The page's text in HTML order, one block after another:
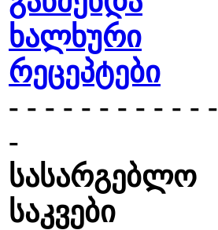
ხალხური
რეცეპტები
- - - - - - - - - - - -
-
სასარგებლო
საკვები